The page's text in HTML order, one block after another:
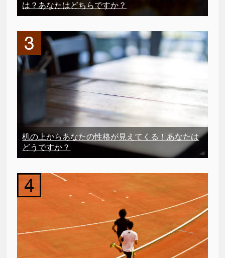
は？あなたはどちらですか？
机の上からあなたの性格が見えてくる！あなたは
どうですか？